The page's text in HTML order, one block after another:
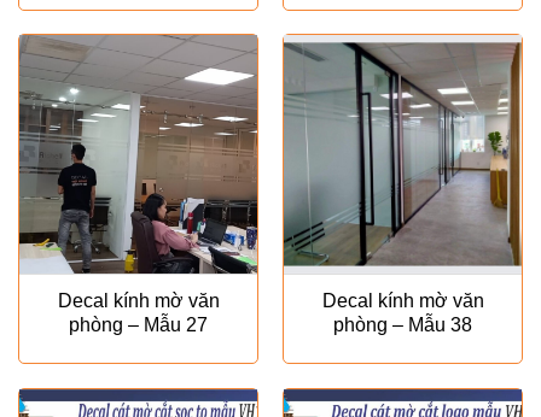
là:
₫160.000.
tại
là:
Decal kính mờ văn
phòng – Mẫu 27
Decal kính mờ văn
phòng – Mẫu 38